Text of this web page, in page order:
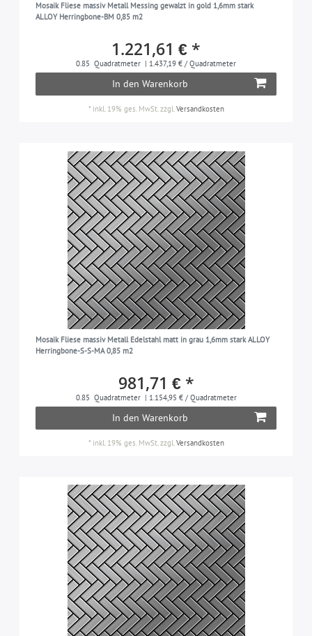
Mosaik Fliese massiv Metall Messing gewalzt in gold 1,6mm stark
ALLOY Herringbone-BM 0,85 m2
1.221,61 € *
0.85 Quadratmeter | 1.437,19 € / Quadratmeter
In den Warenkorb
* inkl. 19% ges. MwSt.zzgl.Versandkosten
Mosaik Fliese massiv Metall Edelstahl matt in grau 1,6mm stark ALLOY
Herringbone-S-S-MA 0,85 m2
981,71 € *
0.85 Quadratmeter | 1.154,95 € / Quadratmeter
In den Warenkorb
* inkl. 19% ges. MwSt. zzgl. Versandkosten